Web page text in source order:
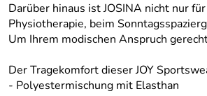
Darüber hinaus ist JOSINA nicht nur
Physiotherapie, beim
Um Ihrem modischen Anspruch
Der Tragekomfort dieser JOY
- Polyestermischung mit Elasthan